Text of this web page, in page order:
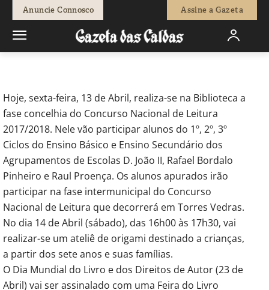
Anuncie Connosco Assine a Gazeta
Natacha Narciso 968 0
Hoje, sexta-feira, 13 de Abril, realiza-se na Biblioteca a
fase concelhia do Concurso Nacional de Leitura
2017/2018. Nele vão participar alunos do 1º, 2º, 3º
Ciclos do Ensino Básico e Ensino Secundário dos
Agrupamentos de Escolas D. João II, Rafael Bordalo
Pinheiro e Raul Proença. Os alunos apurados irão
participar na fase intermunicipal do Concurso
Nacional de Leitura que decorrerá em Torres Vedras.
No dia 14 de Abril (sábado), das 16h00 às 17h30, vai
realizar-se um ateliê de origami destinado a crianças,
a partir dos sete anos e suas famílias.
O Dia Mundial do Livro e dos Direitos de Autor (23 de
Abril) vai ser assinalado com uma Feira do Livro